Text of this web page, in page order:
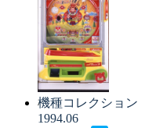
機種コレクション
1994.06